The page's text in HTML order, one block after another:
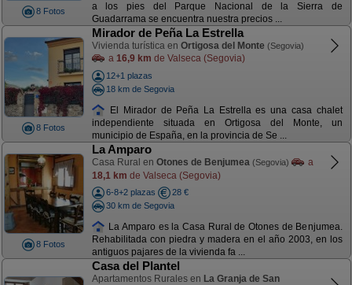
8 Fotos
a los pies del Parque Nacional de la Sierra de
Guadarrama se encuentra nuestra precios ...
8 Fotos
Mirador de Peña La Estrella
Vivienda turística en Ortigosa del Monte (Segovia)
a 16,9 km de Valseca (Segovia)
12+1 plazas
18 km de Segovia
El Mirador de Peña La Estrella es una casa chalet
independiente situada en Ortigosa del Monte, un
municipio de España, en la provincia de Se ...
8 Fotos
La Amparo
Casa Rural en Otones de Benjumea (Segovia)
a
18,1 km de Valseca (Segovia)
6-8+2 plazas
28 €
30 km de Segovia
La Amparo es la Casa Rural de Otones de Benjumea.
Rehabilitada con piedra y madera en el año 2003, en los
antiguos pajares de la vivienda fa ...
Casa del Plantel
Apartamentos Rurales en La Granja de San